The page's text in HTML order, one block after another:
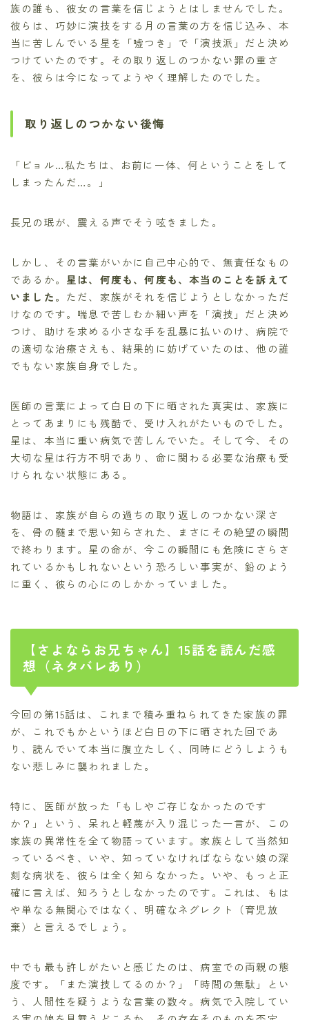
族の誰も、彼女の言葉を信じようとはしませんでした。
彼らは、巧妙に演技をする月の言葉の方を信じ込み、本
当に苦しんでいる星を「嘘つき」で「演技派」だと決め
つけていたのです。その取り返しのつかない罪の重さ
を、彼らは今になってようやく理解したのでした。
取り返しのつかない後悔
「ビョル…私たちは、お前に一体、何ということをして
しまったんだ…。」
長兄の珉が、震える声でそう呟きました。
しかし、その言葉がいかに自己中心的で、無責任なもの
であるか。 星は、何度も、何度も、本当のことを訴えて
いました。 ただ、家族がそれを信じようとしなかっただ
けなのです。喘息で苦しむか細い声を「演技」だと決め
つけ、助けを求める小さな手を乱暴に払いのけ、病院で
の適切な治療さえも、結果的に妨げていたのは、他の誰
でもない家族自身でした。
医師の言葉によって白日の下に晒された真実は、家族に
とってあまりにも残酷で、受け入れがたいものでした。
星は、本当に重い病気で苦しんでいた。そして今、その
大切な星は行方不明であり、命に関わる必要な治療も受
けられない状態にある。
物語は、家族が自らの過ちの取り返しのつかない深さ
を、骨の髄まで思い知らされた、まさにその絶望の瞬間
で終わります。星の命が、今この瞬間にも危険にさらさ
れているかもしれないという恐ろしい事実が、鉛のよう
に重く、彼らの心にのしかかっていました。
【さよならお兄ちゃん】15話を読んだ感
想（ネタバレあり）
今回の第15話は、これまで積み重ねられてきた家族の罪
が、これでもかというほど白日の下に晒された回であ
り、読んでいて本当に腹立たしく、同時にどうしようも
ない悲しみに襲われました。
特に、医師が放った「もしやご存じなかったのです
か？」という、呆れと軽蔑が入り混じった一言が、この
家族の異常性を全て物語っています。家族として当然知
っているべき、いや、知っていなければならない娘の深
刻な病状を、彼らは全く知らなかった。いや、もっと正
確に言えば、知ろうとしなかったのです。これは、もは
や単なる無関心ではなく、明確なネグレクト（育児放
棄）と言えるでしょう。
中でも最も許しがたいと感じたのは、病室での両親の態
度です。「また演技してるのか？」「時間の無駄」とい
う、人間性を疑うような言葉の数々。病気で入院してい